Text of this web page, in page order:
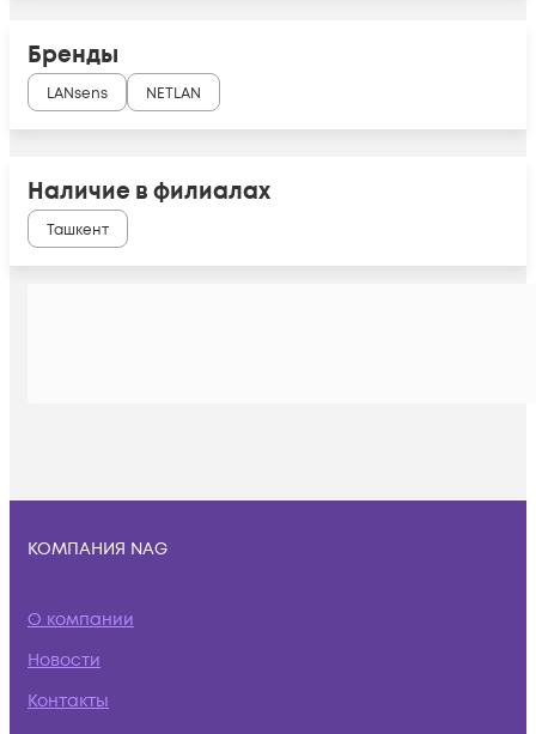
Бренды
LANsens NETLAN
Наличие в филиалах
Ташкент
КОМПАНИЯ NAG
О компании
Новости
Контакты